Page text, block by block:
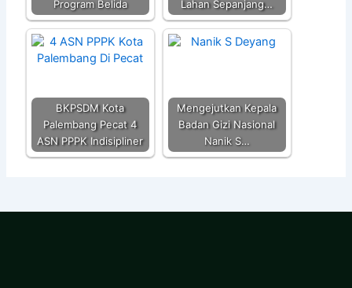
Program Belida
Lahan Sepanjang…
BKPSDM Kota
Palembang Pecat 4
ASN PPPK Indisipliner
Mengejutkan Kepala
Badan Gizi Nasional
Nanik S…